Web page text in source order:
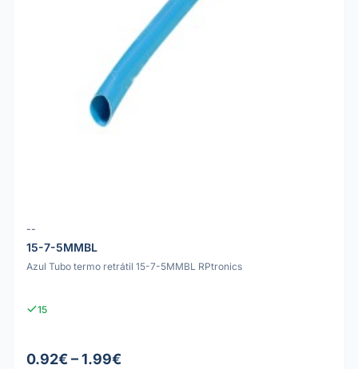
--
15-7-5MMBL
Azul Tubo termo retrátil 15-7-5MMBL RPtronics
15
0.92€ – 1.99€